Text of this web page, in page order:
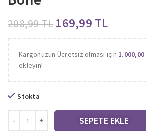
208,99TL 169,99 TL
Kargonuzun Ücretsiz olması için 1.000,00
ekleyin!
Stokta
SEPETE EKLE